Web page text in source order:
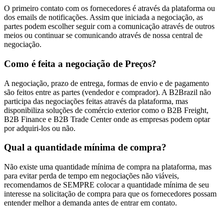
O primeiro contato com os fornecedores é através da plataforma ou
dos emails de notificações. Assim que iniciada a negociação, as
partes podem escolher seguir com a comunicação através de outros
meios ou continuar se comunicando através de nossa central de
negociação.
Como é feita a negociação de Preços?
A negociação, prazo de entrega, formas de envio e de pagamento
são feitos entre as partes (vendedor e comprador). A B2Brazil não
participa das negociações feitas através da plataforma, mas
disponibiliza soluções de comércio exterior como o B2B Freight,
B2B Finance e B2B Trade Center onde as empresas podem optar
por adquiri-los ou não.
Qual a quantidade mínima de compra?
Não existe uma quantidade mínima de compra na plataforma, mas
para evitar perda de tempo em negociações não viáveis,
recomendamos de SEMPRE colocar a quantidade mínima de seu
interesse na solicitação de compra para que os fornecedores possam
entender melhor a demanda antes de entrar em contato.